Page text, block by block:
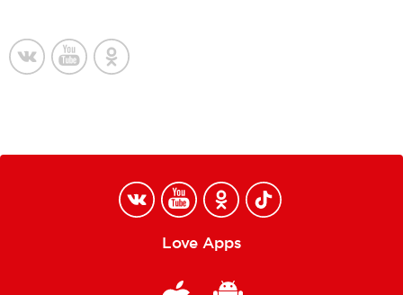
Love Apps